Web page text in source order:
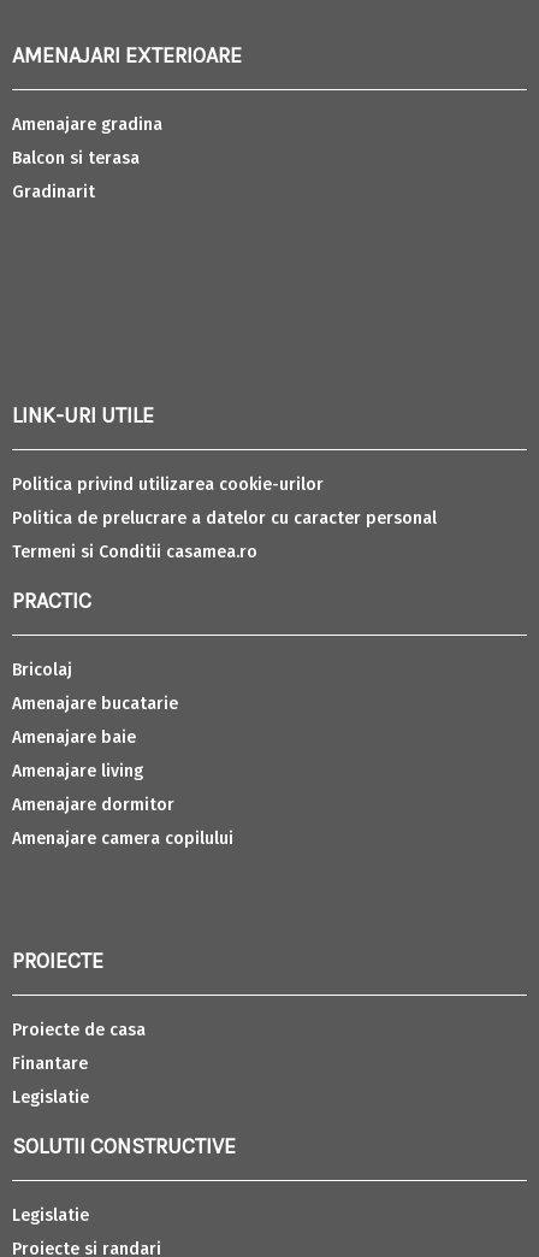
AMENAJARI EXTERIOARE
Amenajare gradina
Balcon si terasa
Gradinarit
LINK-URI UTILE
Politica privind utilizarea cookie-urilor
Politica de prelucrare a datelor cu caracter personal
Termeni si Conditii casamea.ro
PRACTIC
Bricolaj
Amenajare bucatarie
Amenajare baie
Amenajare living
Amenajare dormitor
Amenajare camera copilului
PROIECTE
Proiecte de casa
Finantare
Legislatie
SOLUTII CONSTRUCTIVE
Legislatie
Proiecte si randari